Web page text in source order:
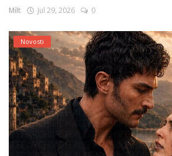
Milt Jul 29, 2026 0
Novosti